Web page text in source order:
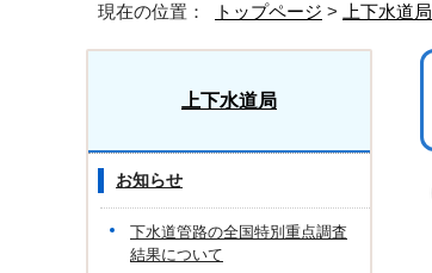
現在の位置： トップページ > 上下水道局
上下水道局
お知らせ
下水道管路の全国特別重点調査
結果について